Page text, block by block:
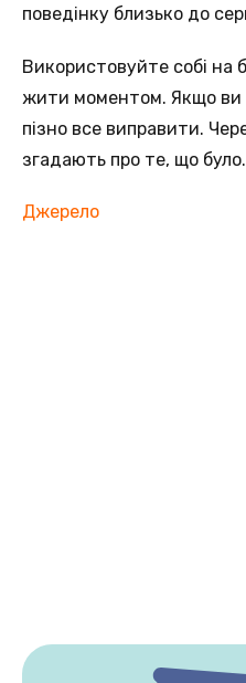
поведінку близько до
Використовуйте собі на
жити моментом. Якщо ви
пізно все виправити.
згадають про те, що було.
Джерело